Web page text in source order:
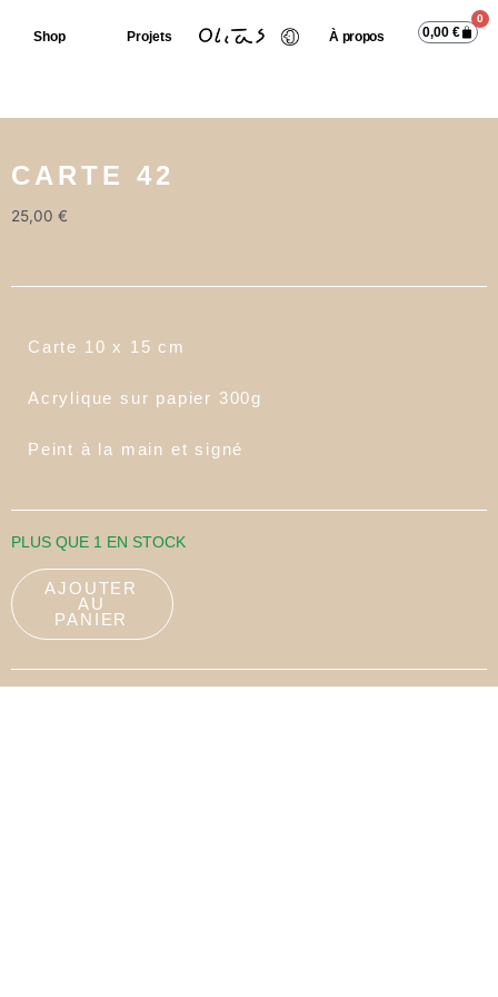
Shop Projets À propos 0,00€
0
CARTE 42
25,00 €
Carte 10 x 15 cm
Acrylique sur papier 300g
Peint à la main et signé
PLUS QUE 1 EN STOCK
AJOUTER
AU
PANIER